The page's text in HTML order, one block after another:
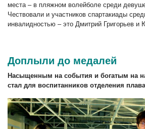
места – в пляжном волейболе среди
Чествовали и участников спартакиады
инвалидностью – это Дмитрий Григорьев и
Доплыли до медалей
Насыщенным на события и богатым на
стал для воспитанников отделения